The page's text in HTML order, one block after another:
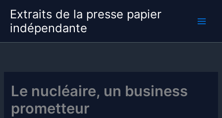
contenu
Extraits de la presse papier
indépendante
Le nucléaire, un business
prometteur